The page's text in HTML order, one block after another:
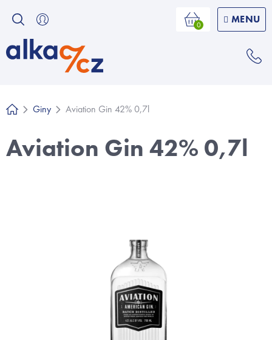
Nákupní
košík
DomůGiny Aviation Gin 42% 0,7l
Aviation Gin 42% 0,7l